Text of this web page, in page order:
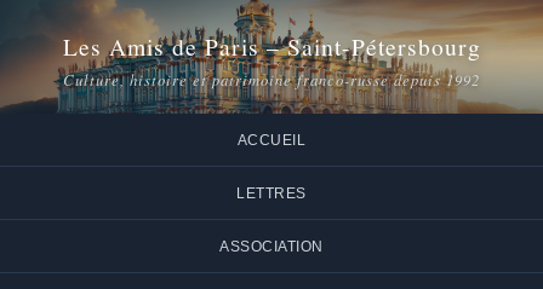
Les Amis de Paris – Saint-Pétersbourg
Culture, histoire et patrimoine franco-russe depuis 1992
ACCUEIL
LETTRES
ASSOCIATION